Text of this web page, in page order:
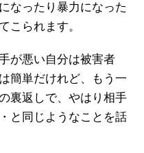
なったり暴力になった
こられます。
が悪い自分は被害者
簡単だけれど、もう一
裏返しで、やはり相手
と同じようなことを話